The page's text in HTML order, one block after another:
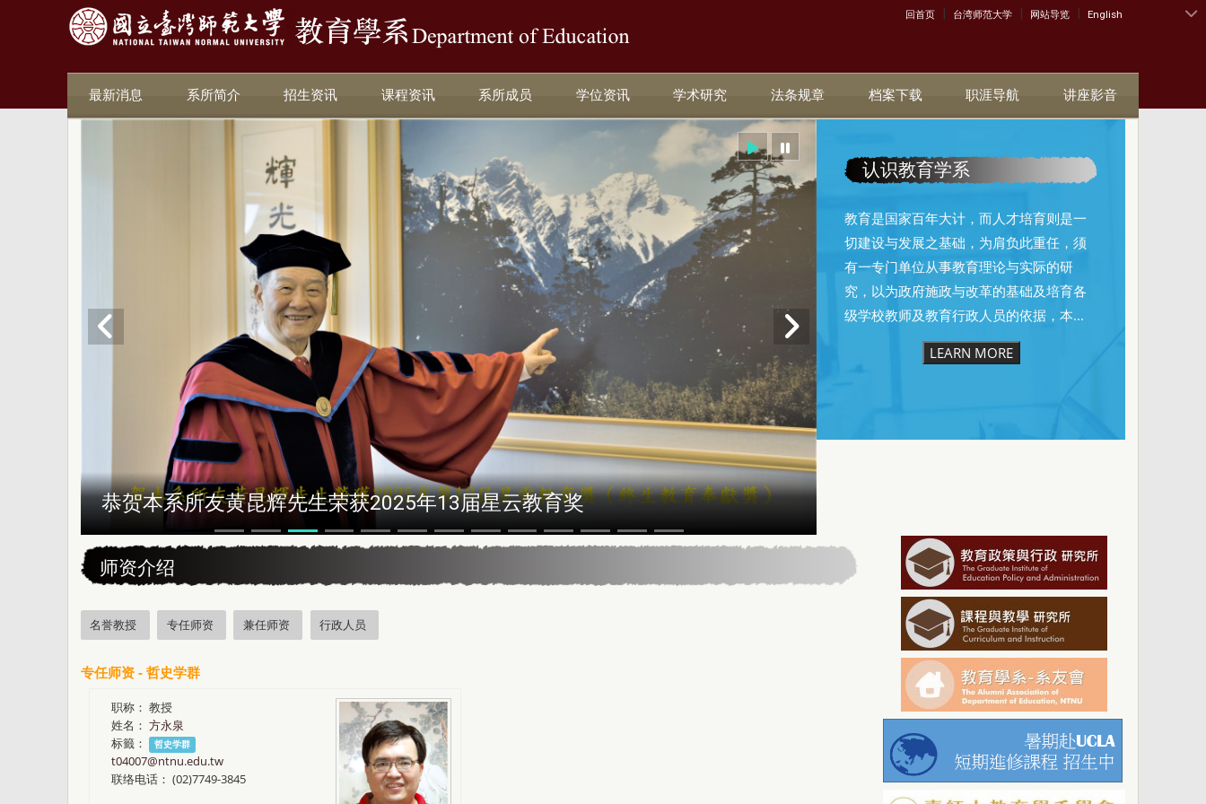
:::
回首页 | 台湾师范大学 | 网站导览 | English
最新消息 系所简介 招生资讯 课程资讯 系所成员 学位资讯 学术研究 法条规章 档案下载 职涯导航 讲座影音
恭贺本系所友黄昆辉先生荣获2025年13届星云教育奖
认识教育学系
教育是国家百年大计，而人才培育则是一
切建设与发展之基础，为肩负此重任，须
有一专门单位从事教育理论与实际的研
究，以为政府施政与改革的基础及培育各
级学校教师及教育行政人员的依据，本...
LEARN MORE
师资介绍
名誉教授 专任师资 兼任师资 行政人员
专任师资 - 哲史学群
职称： 教授
姓名： 方永泉
标籤：
哲史学群
t04007@ntnu.edu.tw
联络电话： (02)7749-3845